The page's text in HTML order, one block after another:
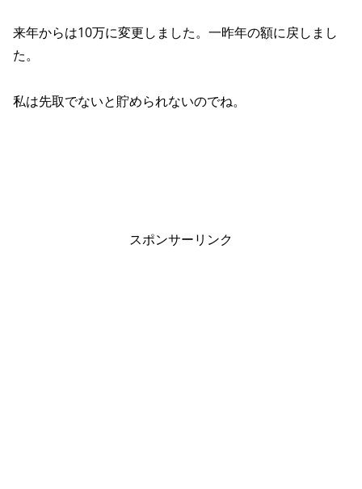
来年からは10万に変更しました。一昨年の額に戻しまし
た。
私は先取でないと貯められないのでね。
スポンサーリンク